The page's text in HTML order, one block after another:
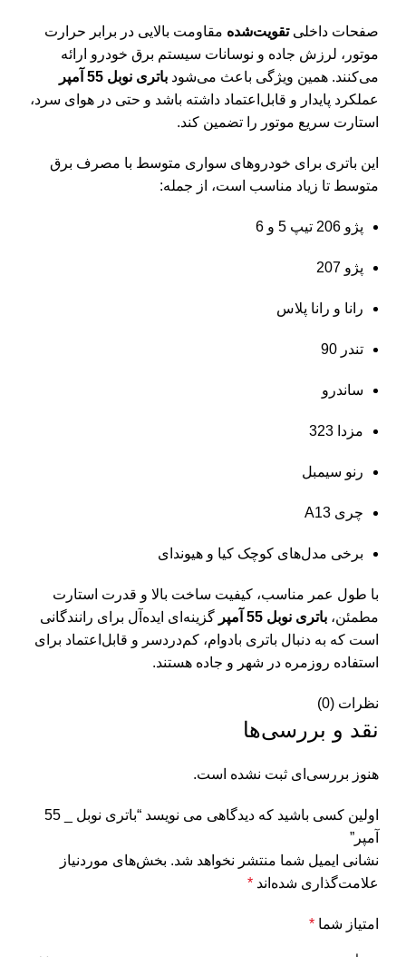
صفحات داخلیتقویت‌شده مقاومت بالایی در برابر حرارت
موتور، لرزش جاده و نوسانات سیستم برق خودرو ارائه
می‌کنند. همین ویژگی باعث می‌شود باتری نوبل 55 آمپر
عملکرد پایدار و قابل‌اعتماد داشته باشد و حتی در هوای سرد،
استارت سریع موتور را تضمین کند.
این باتری برای خودروهای سواری متوسط با مصرف برق
متوسط تا زیاد مناسب است، از جمله:
پژو 206 تیپ 5 و 6
پژو 207
رانا و رانا پلاس
تندر 90
ساندرو
مزدا 323
رنو سیمبل
چری A13
برخی مدل‌های کوچک کیا و هیوندای
با طول عمر مناسب، کیفیت ساخت بالا و قدرت استارت
مطمئن، باتری نوبل 55 آمپر
گزینه‌ای ایده‌آل برای رانندگانی
است که به دنبال باتری بادوام، کم‌دردسر و قابل‌اعتماد برای
استفاده روزمره در شهر و جاده هستند.
نظرات (0)
نقد و بررسی‌ها
هنوز بررسی‌ای ثبت نشده است.
اولین کسی باشید که دیدگاهی می نویسد “باتری نوبل _ 55
آمپر”
نشانی ایمیل شما منتشر نخواهد شد. بخش‌های موردنیاز
علامت‌گذاری شده‌اند *
امتیاز شما *